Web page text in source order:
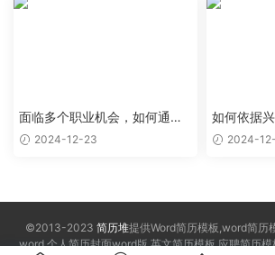
面临多个职业机会，如何通过
规划抉择
2024-12-23
如何依据
向 2024-
©2013-2023 简历堆提供Word简历模板,word简历
word,个人简历封面word版,英文简历模板,应聘简历